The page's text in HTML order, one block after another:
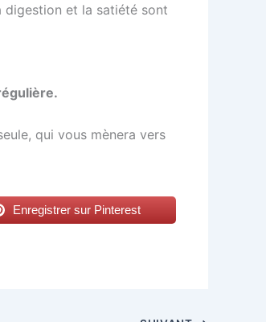
digestion et la satiété sont
qui vous mènera vers
Enregistrer sur Pinterest